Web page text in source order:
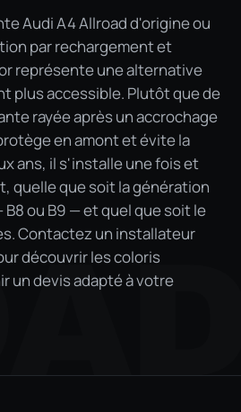
Audi A4 Allroad d'origine ou
par rechargement et
représente une alternative
plus accessible. Plutôt que de
rayée après un accrochage
en amont et évite la
ans, il s'installe une fois et
quelle que soit la génération
ou B9 — et quel que soit le
Contactez un installateur
découvrir les coloris
un devis adapté à votre